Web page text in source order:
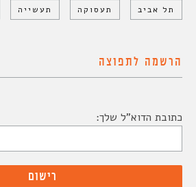
תל אביב תעסוקה תעשייה
הרשמה לתפוצה
כתובת הדוא"ל שלך: